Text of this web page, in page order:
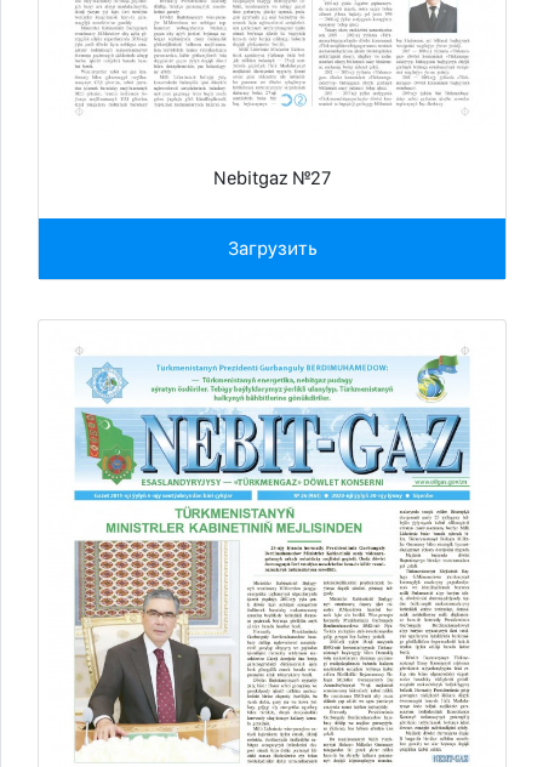
Nebitgaz №27
Загрузить